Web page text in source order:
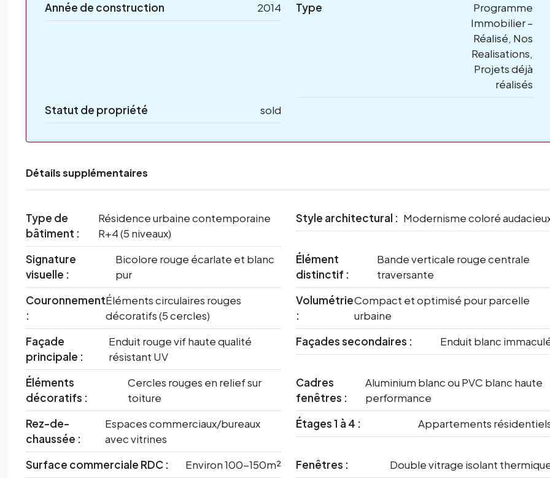
Année de construction 2014 Type
Programme
Immobilier –
Réalisé, Nos
Realisations,
Projets déjà
réalisés
Statut de propriété
sold
Détails supplémentaires
Type de
bâtiment :
Résidence urbaine contemporaine
R+4 (5 niveaux)
Style architectural : Modernisme coloré
Signature
visuelle :
Bicolore rouge écarlate et blanc
pur
Élément
distinctif :
Bande verticale rouge centrale
traversante
Couronnement
:
Éléments circulaires rouges
décoratifs (5 cercles)
Volumétrie
:
Compact et optimisé pour parcelle
urbaine
Façade
principale :
Enduit rouge vif haute qualité
résistant UV
Façades secondaires : Enduit blanc
Éléments
décoratifs :
Cercles rouges en relief sur
toiture
Cadres
fenêtres :
Aluminium blanc ou PVC blanc haute
performance
Rez-de-
chaussée :
Espaces commerciaux/bureaux
avec vitrines
Étages 1 à 4 : Appartements
Surface commerciale RDC : Environ 100-150m² Fenêtres :
Double vitrage isolant